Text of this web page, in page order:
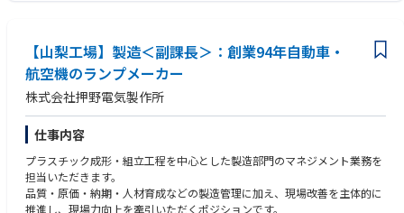
【山梨工場】製造＜副課長＞：創業94年自動車・
航空機のランプメーカー
株式会社押野電気製作所
仕事内容
プラスチック成形・組立工程を中心とした製造部門のマネジメント業務を
担当いただきます。
品質・原価・納期・人材育成などの製造管理に加え、現場改善を主体的に
推進し、現場力向上を牽引いただくポジションです。